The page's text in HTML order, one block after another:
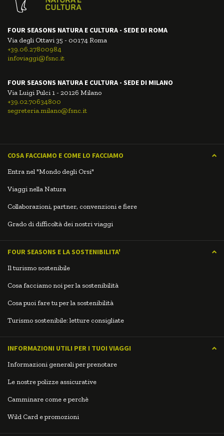
FOUR SEASONS NATURA E CULTURA - SEDE DI ROMA
Via degli Ottavi 35 - 00174 Roma
+39.06.27800984
infoviaggi@fsnc.it
FOUR SEASONS NATURA E CULTURA - SEDE DI MILANO
Via Luigi Pulci 1 - 20126 Milano
+39.02.70634800
segreteria.milano@fsnc.it
COSA FACCIAMO E COME LO FACCIAMO
Entra nel "Mondo degli Orsi"
Viaggi nella Natura
Collaborazioni, partner, convenzioni e fiere
Grado di difficoltà dei nostri viaggi
FOUR SEASONS E LA SOSTENIBILITA'
Il turismo sostenibile
Cosa facciamo noi per la sostenibilità
Cosa puoi fare tu per la sostenibilità
Turismo sostenibile: letture consigliate
INFORMAZIONI UTILI PER I TUOI VIAGGI
Informazioni generali per prenotare
Le nostre polizze assicurative
Camminare come e perchè
Wild Card e promozioni